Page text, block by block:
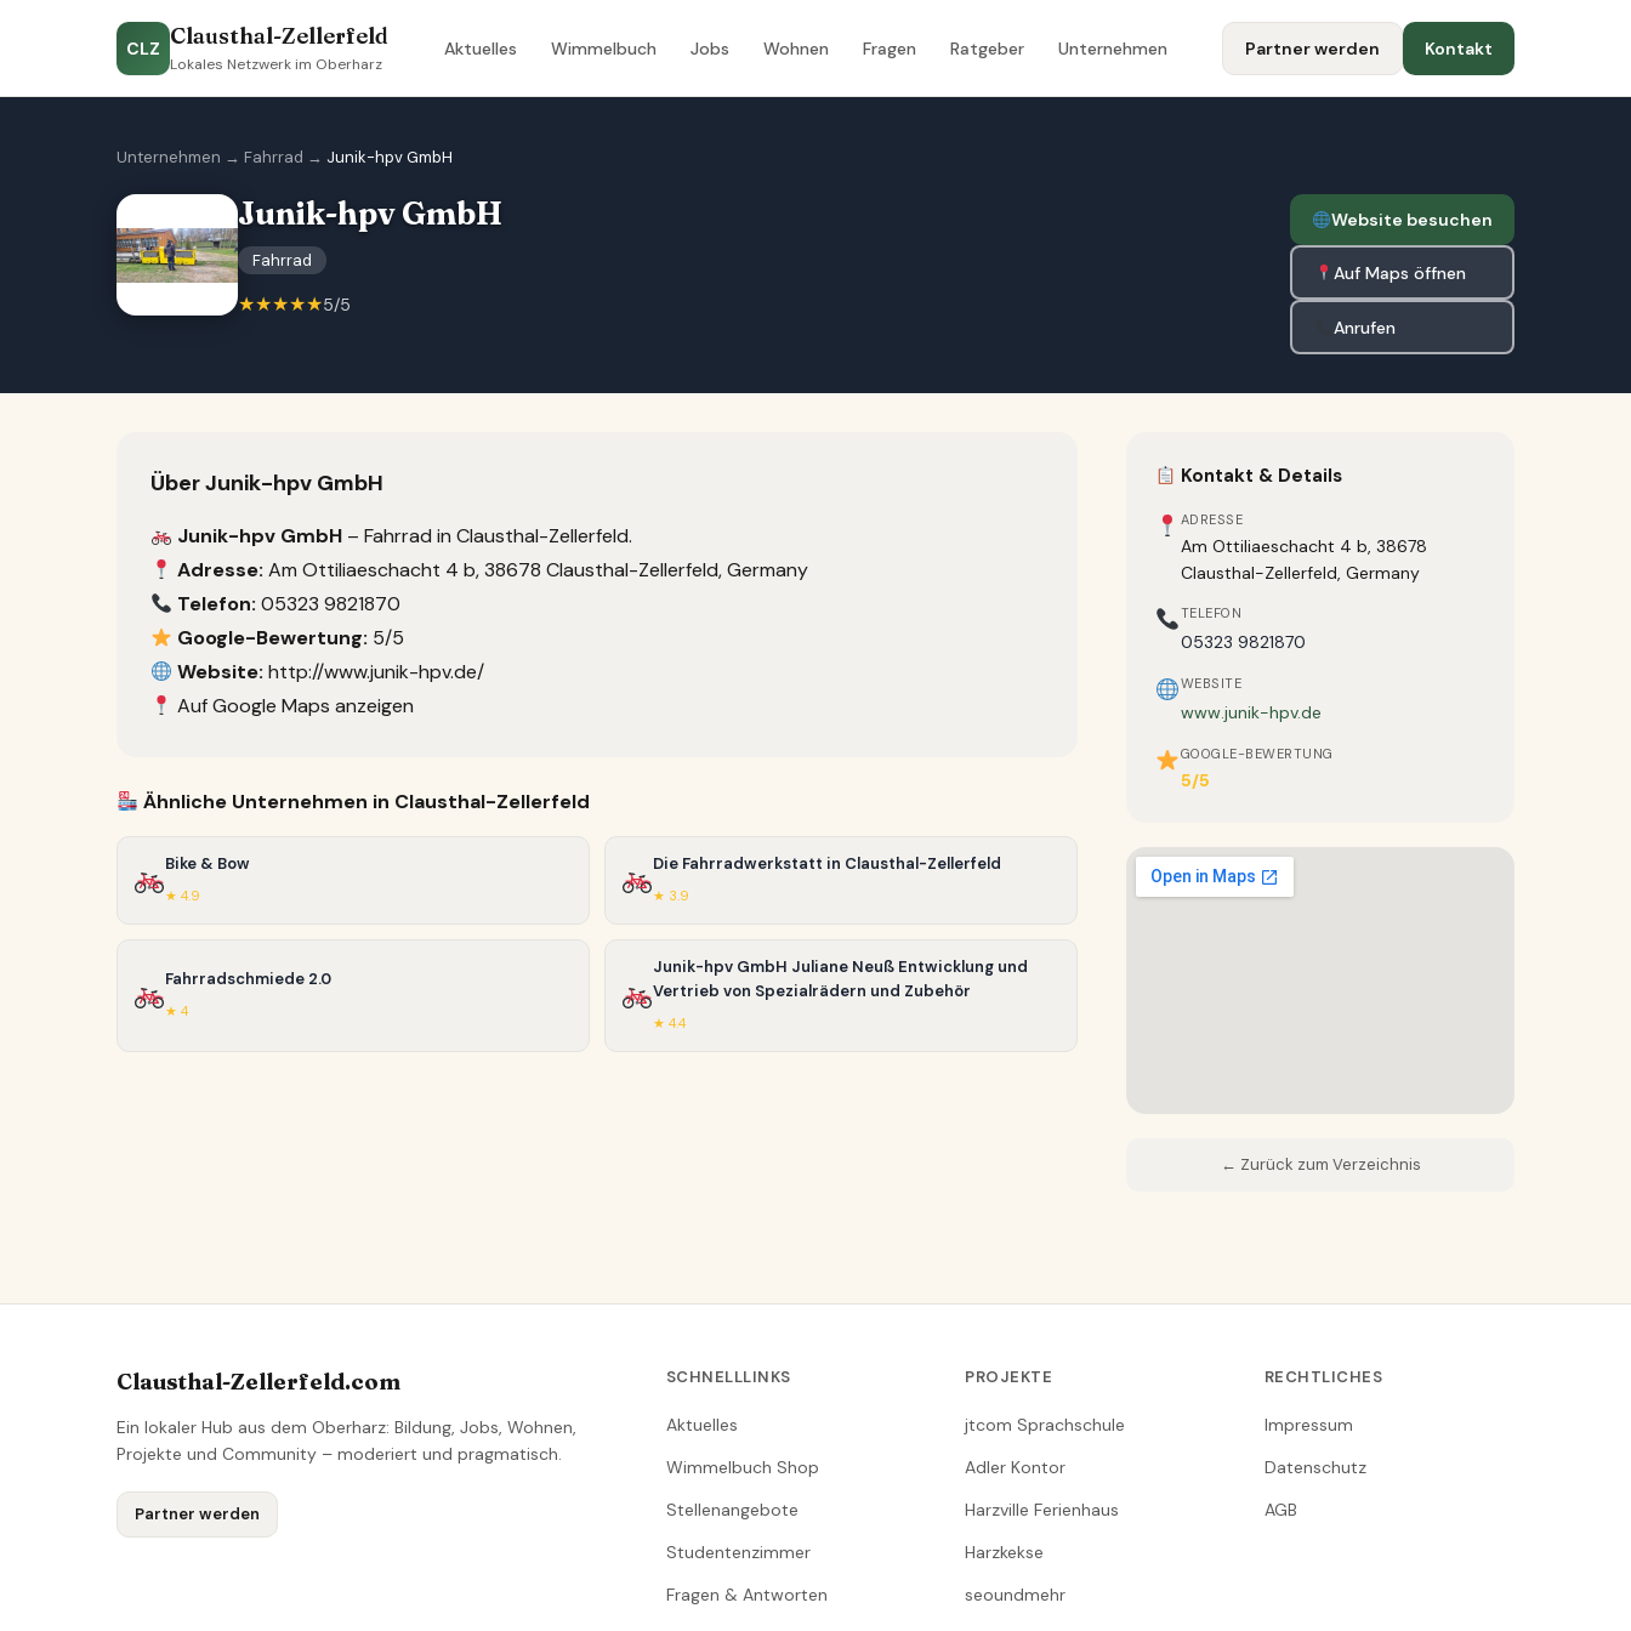
CLZ Clausthal-Zellerfeld
Lokales Netzwerk im Oberharz
Aktuelles Wimmelbuch Jobs Wohnen Fragen Ratgeber Unternehmen Partner werden Kontakt
Unternehmen → Fahrrad → Junik-hpv GmbH
Junik-hpv GmbH
Fahrrad
★★★★★5/5
Website besuchen
Auf Maps öffnen
Anrufen
Über Junik-hpv GmbH
Junik-hpv GmbH – Fahrrad in Clausthal-Zellerfeld.
Adresse: Am Ottiliaeschacht 4 b, 38678 Clausthal-Zellerfeld, Germany
Telefon: 05323 9821870
Google-Bewertung: 5/5
Website: http://www.junik-hpv.de/
Auf Google Maps anzeigen
Ähnliche Unternehmen in Clausthal-Zellerfeld
Bike & Bow
★ 4.9
Die Fahrradwerkstatt in Clausthal-Zellerfeld
★ 3.9
Fahrradschmiede 2.0
★ 4
Junik-hpv GmbH Juliane Neuß Entwicklung und
Vertrieb von Spezialrädern und Zubehör
★ 4.4
Kontakt & Details
ADRESSE
Am Ottiliaeschacht 4 b, 38678
Clausthal-Zellerfeld, Germany
TELEFON
05323 9821870
WEBSITE
www.junik-hpv.de
GOOGLE-BEWERTUNG
5/5
← Zurück zum Verzeichnis
Clausthal-Zellerfeld.com
Ein lokaler Hub aus dem Oberharz: Bildung, Jobs, Wohnen,
Projekte und Community – moderiert und pragmatisch.
Partner werden
SCHNELLLINKS
Aktuelles
Wimmelbuch Shop
Stellenangebote
Studentenzimmer
Fragen & Antworten
PROJEKTE
jtcom Sprachschule
Adler Kontor
Harzville Ferienhaus
Harzkekse
seoundmehr
RECHTLICHES
Impressum
Datenschutz
AGB